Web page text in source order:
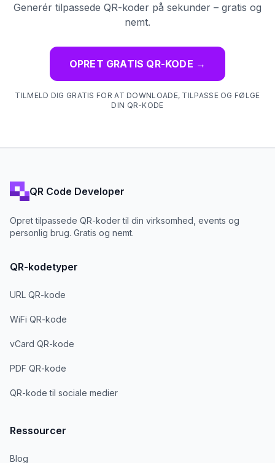
Generér tilpassede QR-koder på sekunder – gratis og
nemt.
OPRET GRATIS QR-KODE →
TILMELD DIG GRATIS FOR AT DOWNLOADE, TILPASSE OG FØLGE
DIN QR-KODE
QR Code Developer
Opret tilpassede QR-koder til din virksomhed, events og
personlig brug. Gratis og nemt.
QR-kodetyper
URL QR-kode
WiFi QR-kode
vCard QR-kode
PDF QR-kode
QR-kode til sociale medier
Ressourcer
Blog